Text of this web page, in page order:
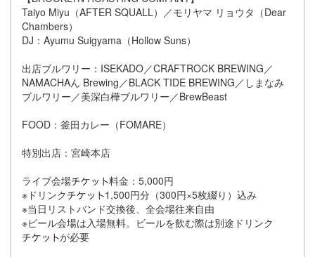
Taiyo Miyu（AFTER SQUALL）／モリヤマ リョウタ（Dear
Chambers）
DJ：Ayumu Suigyama（Hollow Suns）
出店ブルワリー：ISEKADO／CRAFTROCK BREWING／
NAMACHAん Brewing／BLACK TIDE BREWING／しまなみ
ブルワリー／美深白樺ブルワリー／BrewBeast
FOOD：釜田カレー（FOMARE）
特別出店：宮崎本店
ライブ会場
料金：5,000円
※ドリンク
1,500円分（300円×5枚綴り）込み
※当日リストバンド交換後、全会場往来自由
※ビール会場は入場無料。ビールを飲む際は別途ドリンク
が必要